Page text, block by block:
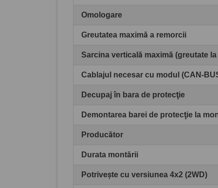
Omologare
Greutatea maximă a remorcii
Sarcina verticală maximă (greutate
Cablajul necesar cu modul (CAN-
Decupaj în bara de protecţie
Demontarea barei de protecţie la
Producător
Durata montării
Potrivește cu versiunea 4x2 (2WD)